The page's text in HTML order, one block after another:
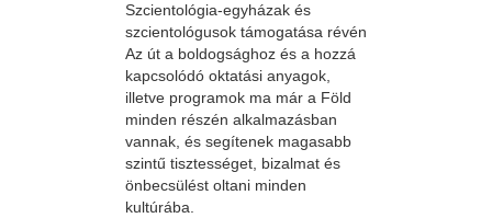
Szcientológia-egyházak és
szcientológusok támogatása révén
Az út a boldogsághoz és a hozzá
kapcsolódó oktatási anyagok,
illetve programok ma már a Föld
minden részén alkalmazásban
vannak, és segítenek magasabb
szintű tisztességet, bizalmat és
önbecsülést oltani minden
kultúrába.